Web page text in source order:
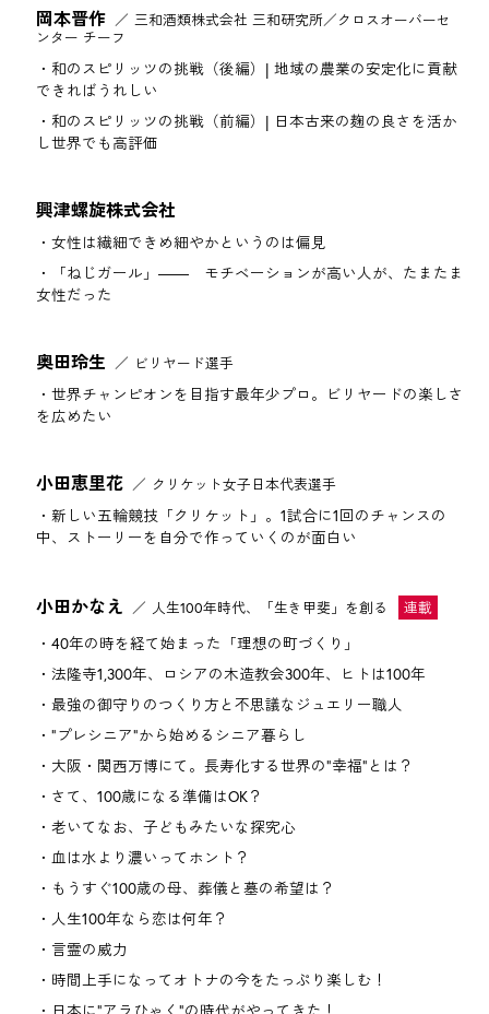
岡本晋作
三和酒類株式会社 三和研究所／クロスオーバーセ
ンター チーフ
和のスピリッツの挑戦（後編）| 地域の農業の安定化に貢献
できればうれしい
和のスピリッツの挑戦（前編）| 日本古来の麹の良さを活か
し世界でも高評価
興津螺旋株式会社
女性は繊細できめ細やかというのは偏見
「ねじガール」―― モチベーションが高い人が、たまたま
女性だった
奥田玲生
ビリヤード選手
世界チャンピオンを目指す最年少プロ。ビリヤードの楽しさ
を広めたい
小田恵里花
クリケット女子日本代表選手
新しい五輪競技「クリケット」。1試合に1回のチャンスの
中、ストーリーを自分で作っていくのが面白い
小田かなえ 人生100年時代、「生き甲斐」を創る
40年の時を経て始まった「理想の町づくり」
法隆寺1,300年、ロシアの木造教会300年、ヒトは100年
最強の御守りのつくり方と不思議なジュエリー職人
"プレシニア"から始めるシニア暮らし
大阪・関西万博にて。長寿化する世界の"幸福"とは？
さて、100歳になる準備はOK？
老いてなお、子どもみたいな探究心
血は水より濃いってホント？
もうすぐ100歳の母、葬儀と墓の希望は？
人生100年なら恋は何年？
言霊の威力
時間上手になってオトナの今をたっぷり楽しむ！